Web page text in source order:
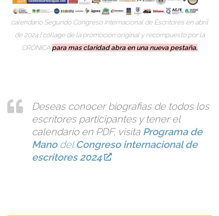
calendario Segundo Congreso Internacional de Escritores en abril
de 2024 | collage de la promoción original y recompuesto por la
CRÓNICA para mas claridad abra en una nueva pestaña.
Deseas conocer biografias de todos los
escritores participantes y tener el
calendario en PDF, visita Programa de
Manodel Congreso internacional de
escritores 2024